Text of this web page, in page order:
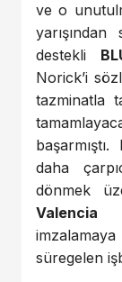
ve o
yarışından
destekli
Norick’i
tazminatla
daha
dönmek
Valencia
süregelen